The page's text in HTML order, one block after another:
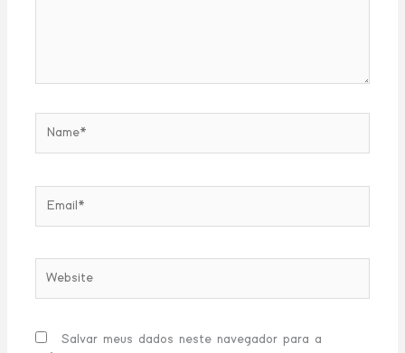
Salvar meus dados neste navegador para a